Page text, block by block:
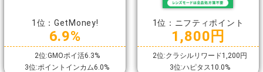
1位：GetMoney!
6.9%
2位:GMOポイ活6.3%
3位:ポイントインカム6.0%
1位：ニフティポイント
1,800円
2位:クラシルリワード1,200円
3位:ハピタス10.0%